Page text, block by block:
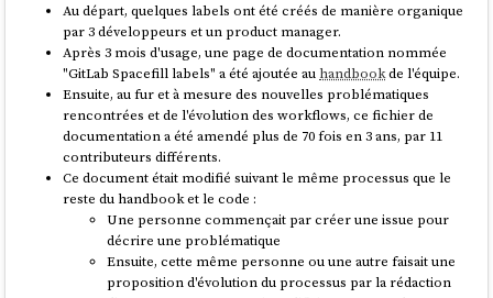
specfile_path: rpm/hello-bash.spec
upstream_package_name: hello-bash
downstream_package_name: hello-bash
upstream_tag_template:
"v{version}"
actions:
create-archive:
- bash rpm/create-archive.sh
job: copr_build
trigger: release
owner: stephaneklein
Liste de fonctionnalités en vrac
Permettre d'importer / exporter une ou plusieurs issues dans
un format de fichierYAML .
Permettre d'importer / exporter ces fichiers viaGit
Permettre l'utilisation de branche : création,
suppression, merge de branches.
Permettre la gestion des branches via l'interface web.
Visualisation web des diff entre deux branches.
Permettre de commit ou créer des snapshots d'une
branche.
Permettre d'attribuer à une issue une estimation basse et haute
de temps d'implémentation.
Au départ, quelques labels ont été créés de manière organique
par 3 développeurs et un product manager.
Après 3 mois d'usage, une page de documentation nommée
"GitLab Spacefill labels" a été ajoutée au handbookde l'équipe.
Ensuite, au fur et à mesure des nouvelles problématiques
rencontrées et de l'évolution des workflows, ce fichier de
documentation a été amendé plus de 70 fois en 3 ans, par 11
contributeurs différents.
Ce document était modifié suivant le même processus que le
reste du handbook et le code :
Une personne commençait par créer une issue pour
décrire une problématique
Ensuite, cette même personne ou une autre faisait une
proposition d'évolution du processus par la rédaction